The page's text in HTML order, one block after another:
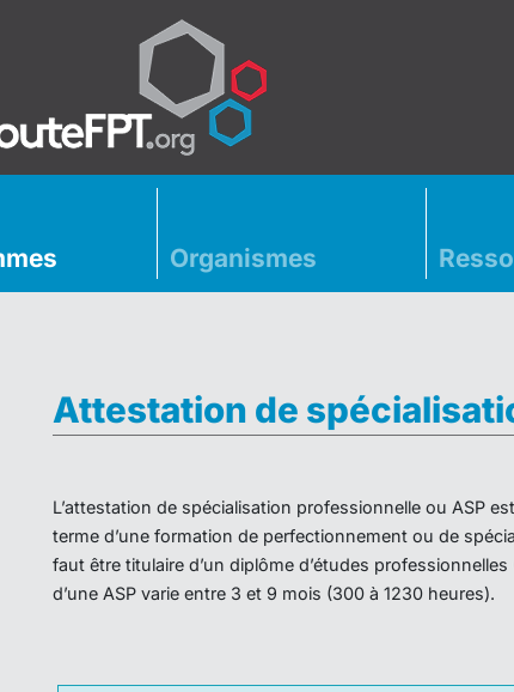
Organismes
Attestation de
L’attestation de spécialisation professionnelle ou ASP
terme d’une formation de perfectionnement ou de
faut être titulaire d’un diplôme d’études
d’une ASP varie entre 3 et 9 mois (300 à 1230 heures).